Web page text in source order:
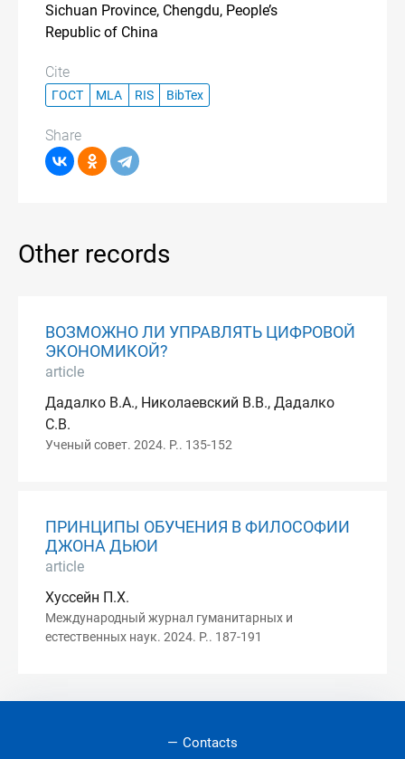
Sichuan Province, Chengdu, People’s
Republic of China
Cite
ГОСТ MLA RIS BibTex
Share
Other records
ВОЗМОЖНО ЛИ УПРАВЛЯТЬ ЦИФРОВОЙ
ЭКОНОМИКОЙ?
article
Дадалко В.А., Николаевский В.В., Дадалко
С.В.
Ученый совет. 2024. P.. 135-152
ПРИНЦИПЫ ОБУЧЕНИЯ В ФИЛОСОФИИ
ДЖОНА ДЬЮИ
article
Хуссейн П.Х.
Международный журнал гуманитарных и
естественных наук. 2024. P.. 187-191
Contacts